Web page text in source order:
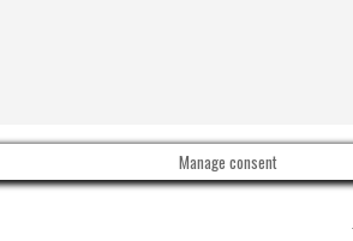
Manage consent